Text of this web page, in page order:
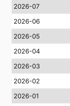
2026-07
2026-06
2026-05
2026-04
2026-03
2026-02
2026-01